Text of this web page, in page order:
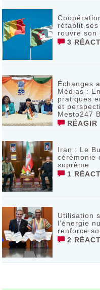
rétablit
rouvre son
3
Échanges
Médias :
pratiques
et
Mesto247
RÉAGIR
Iran : Le
cérémonie
suprême
1
Utilisation
l’énergie
renforce
2